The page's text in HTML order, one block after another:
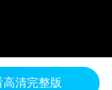
清完整版